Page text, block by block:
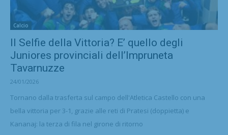
Calcio
Il Selfie della Vittoria? E’ quello degli
Juniores provinciali dell’Impruneta
Tavarnuzze
24/01/2026
Tornano dalla trasferta sul campo dell'Atletica Castello con una
bella vittoria per 3-1, grazie alle reti di Pratesi (doppietta) e
Kananaj: la terza di fila nel girone di ritorno